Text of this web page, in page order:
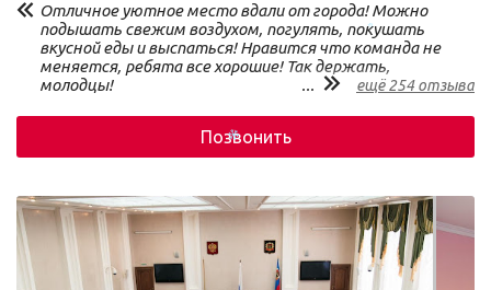
Отличное уютное место вдали от города! Можно
подышать свежим воздухом, погулять, покушать
вкусной еды и выспаться! Нравится что команда не
меняется, ребята все хорошие! Так держать,
молодцы!
... ещё 254 отзыва
Позвонить